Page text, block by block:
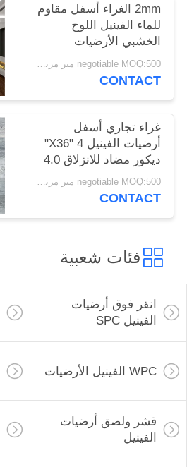
2mm الغراء أسفل مقاوم
للماء الفينيل اللوح
الخشبي الأرضيات
مقاومة للبقع شبه ماتي
السطوع
negotiable MOQ:500 متر مربع لكل لون
CONTACT
غراء تجاري أسفل
أرضيات الفينيل 4 "X36"
ديكور مضاد للانزلاق 4.0
مم
negotiable MOQ:500 متر مربع لكل لون
CONTACT
فئات شعبية
انقر فوق أرضيات
الفينيل SPC
WPC الفينيل الأرضيات
قشر ولصق أرضيات
الفينيل